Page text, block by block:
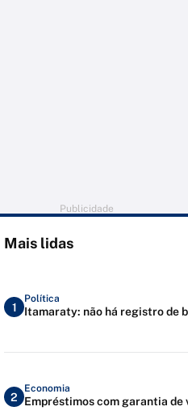
Publicidade
Mais lidas
1
Política
Itamaraty: não há registro de
2
Economia
Empréstimos com garantia de